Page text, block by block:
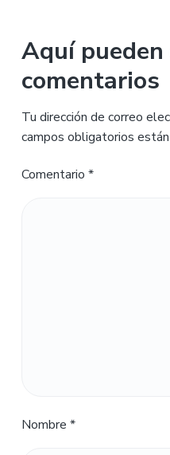
Aquí
comentarios
Tu dirección de correo
campos obligatorios
Comentario *
Nombre *